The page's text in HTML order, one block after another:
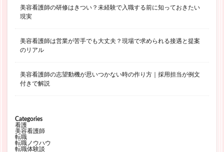
美容看護師の研修はきつい？未経験で入職する前に知っておきたい
現実
美容看護師は営業が苦手でも大丈夫？現場で求められる接遇と提案
のリアル
美容看護師の志望動機が思いつかない時の作り方｜採用担当が例文
付きで解説
Categories
看護
美容看護師
転職
転職ノウハウ
転職体験談